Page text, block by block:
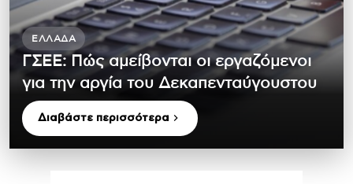
ΕΛΛΆΔΑ
ΓΣΕΕ: Πώς αμείβονται οι εργαζόμενοι
για την αργία του Δεκαπενταύγουστου
Διαβάστε περισσότερα